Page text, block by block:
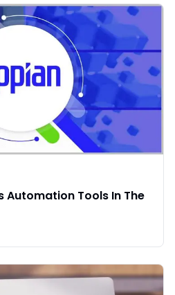
Automation Tools In The